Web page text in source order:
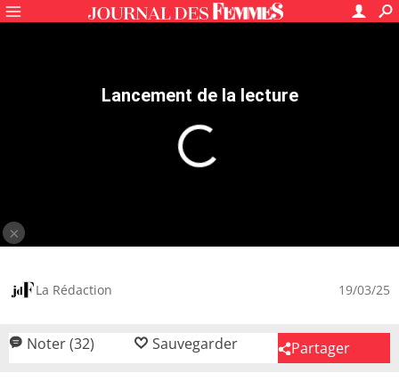
4.4 /5 32avis
Cake au chèvre et aux lardons
avec une salade, ce cake au chèvre et aux lardons saura
rustiques et méditerranéennes. La douceur du fromage
des lardons, tandis que la tomate et le basilic apportent
une touche de fraîcheur. Facile à préparer, il peut être
La Rédaction 19/03/25
Noter (32) Sauvegarder Partager